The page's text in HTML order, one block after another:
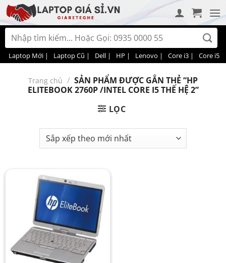
Bỏ
qua
nội
dung
Tìm
kiếm:
Laptop Mới | Laptop Cũ | Dell | HP | Lenovo | Core i3 | Core i5 |
Trang chủ / SẢN PHẨM ĐƯỢC GẮN THẺ “HP
ELITEBOOK 2760P /INTEL CORE I5 THẾ HỆ 2”
LỌC